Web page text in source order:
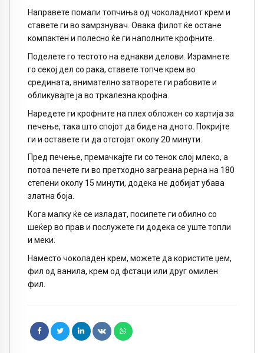
Направете помали топчиња од чоколадниот крем и
ставете ги во замрзнувач. Овака филот ќе остане
компактен и полесно ќе ги наполните крофните.
Поделете го тестото на еднакви делови. Израмнете
го секој дел со рака, ставете топче крем во
средината, внимателно затворете ги рабовите и
обликувајте ја во тркалезна крофна.
Наредете ги крофните на плех обложен со хартија за
печење, така што спојот да биде на дното. Покријте
ги и оставете ги да отстојат околу 20 минути.
Пред печење, премачкајте ги со тенок слој млеко, а
потоа печете ги во претходно загреана рерна на 180
степени околу 15 минути, додека не добијат убава
златна боја.
Кога малку ќе се изладат, посипете ги обилно со
шеќер во прав и послужете ги додека се уште топли
и меки.
Наместо чоколаден крем, можете да користите џем,
фил од ванила, крем од фстаци или друг омилен
фил.